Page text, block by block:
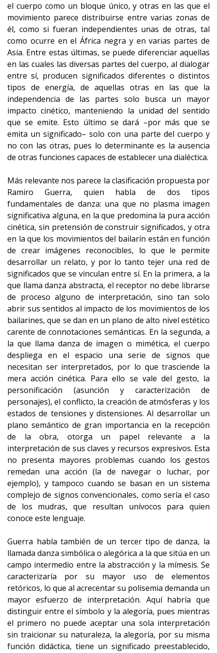
el cuerpo como un bloque único, y otras en las que el
movimiento parece distribuirse entre varias zonas de
él, como si fueran independientes unas de otras, tal
como ocurre en el África negra y en varias partes de
Asia. Entre estas últimas, se puede diferenciar aquellas
en las cuales las diversas partes del cuerpo, al dialogar
entre sí, producen significados diferentes o distintos
tipos de energía, de aquellas otras en las que la
independencia de las partes solo busca un mayor
impacto cinético, manteniendo la unidad del sentido
que se emite. Esto último se dará –por más que se
emita un significado– solo con una parte del cuerpo y
no con las otras, pues lo determinante es la ausencia
de otras funciones capaces de establecer una dialéctica.
Más relevante nos parece la clasificación propuesta por
Ramiro Guerra, quien habla de dos tipos
fundamentales de danza: una que no plasma imagen
significativa alguna, en la que predomina la pura acción
cinética, sin pretensión de construir significados, y otra
en la que los movimientos del bailarín están en función
de crear imágenes reconocibles, lo que le permite
desarrollar un relato, y por lo tanto tejer una red de
significados que se vinculan entre sí. En la primera, a la
que llama danza abstracta, el receptor no debe librarse
de proceso alguno de interpretación, sino tan solo
abrir sus sentidos al impacto de los movimientos de los
bailarines, que se dan en un plano de alto nivel estético
carente de connotaciones semánticas. En la segunda, a
la que llama danza de imagen o mimética, el cuerpo
despliega en el espacio una serie de signos que
necesitan ser interpretados, por lo que trasciende la
mera acción cinética. Para ello se vale del gesto, la
personificación (asunción y caracterización de
personajes), el conflicto, la creación de atmósferas y los
estados de tensiones y distensiones. Al desarrollar un
plano semántico de gran importancia en la recepción
de la obra, otorga un papel relevante a la
interpretación de sus claves y recursos expresivos. Esta
no presenta mayores problemas cuando los gestos
remedan una acción (la de navegar o luchar, por
ejemplo), y tampoco cuando se basan en un sistema
complejo de signos convencionales, como sería el caso
de los mudras, que resultan unívocos para quien
conoce este lenguaje.
Guerra habla también de un tercer tipo de danza, la
llamada danza simbólica o alegórica a la que sitúa en un
campo intermedio entre la abstracción y la mímesis. Se
caracterizaría por su mayor uso de elementos
retóricos, lo que al acrecentar su polisemia demanda un
mayor esfuerzo de interpretación. Aquí habría que
distinguir entre el símbolo y la alegoría, pues mientras
el primero no puede aceptar una sola interpretación
sin traicionar su naturaleza, la alegoría, por su misma
función didáctica, tiene un significado preestablecido,